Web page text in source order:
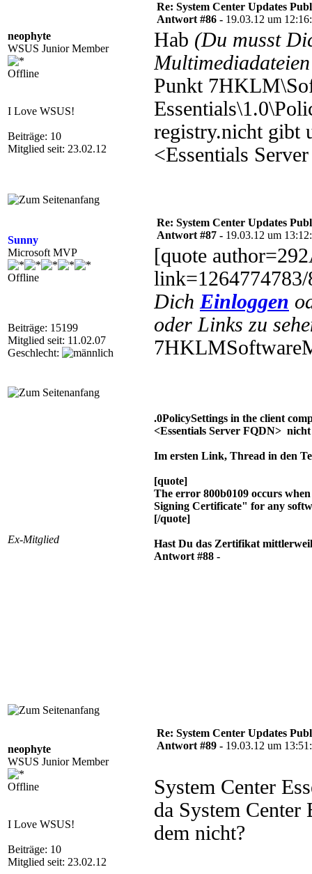
neophyte
WSUS Junior Member
Offline
I Love WSUS!
Beiträge: 10
Mitglied seit: 23.02.12
Re: System Center Updates
Antwort #86 - 19.03.12 um
Hab (Du musst
Punkt
registry.nicht gibt
<Essentials
Sunny
Microsoft MVP
Offline
Beiträge: 15199
Mitglied seit: 11.02.07
Geschlecht:
Re: System Center Updates
Antwort #87 - 19.03.12 um
[quote
Dich Einloggen
oder Links zu
Ex-Mitglied
.0PolicySettings in the client
<Essentials Server FQDN>
Im ersten Link, Thread in den
[quote]
The error 800b0109 occurs
Signing Certificate" for any
[/quote]
Hast Du das Zertifikat
Antwort #88 -
neophyte
WSUS Junior Member
Offline
I Love WSUS!
Beiträge: 10
Mitglied seit: 23.02.12
Re: System Center Updates
Antwort #89 - 19.03.12 um
System Center
da System Center
dem nicht?